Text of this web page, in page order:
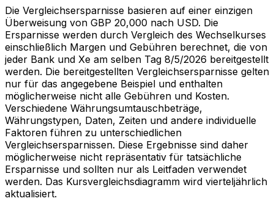
Die Vergleichsersparnisse basieren auf einer einzigen
Überweisung von GBP 20,000 nach USD. Die
Ersparnisse werden durch Vergleich des Wechselkurses
einschließlich Margen und Gebühren berechnet, die von
jeder Bank und Xe am selben Tag 8/5/2026 bereitgestellt
werden. Die bereitgestellten Vergleichsersparnisse gelten
nur für das angegebene Beispiel und enthalten
möglicherweise nicht alle Gebühren und Kosten.
Verschiedene Währungsumtauschbeträge,
Währungstypen, Daten, Zeiten und andere individuelle
Faktoren führen zu unterschiedlichen
Vergleichsersparnissen. Diese Ergebnisse sind daher
möglicherweise nicht repräsentativ für tatsächliche
Ersparnisse und sollten nur als Leitfaden verwendet
werden. Das Kursvergleichsdiagramm wird vierteljährlich
aktualisiert.